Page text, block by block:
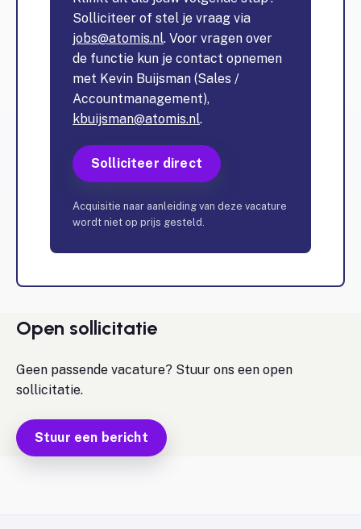
Solliciteer of stel je vraag via
jobs@atomis.nl. Voor vragen over
de functie kun je contact opnemen
met Kevin Buijsman (Sales /
Accountmanagement),
kbuijsman@atomis.nl.
Solliciteer direct
Acquisitie naar aanleiding van deze vacature
wordt niet op prijs gesteld.
Open sollicitatie
Geen passende vacature? Stuur ons een open
sollicitatie.
Stuur een bericht